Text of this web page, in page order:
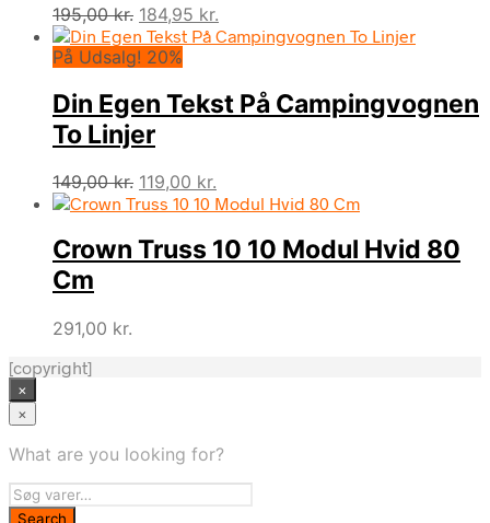
195,00kr. Den
oprindelige
pris
195,00 kr..
184,95 kr.
aktuelle
184,95 kr..
På Udsalg! 20%
Din Egen Tekst På Campingvognen
To Linjer
149,00kr. Den
oprindelige
var:
149,00 kr..
119,00 kr.
aktuelle
er:
119,00 kr..
Crown Truss 10 10 Modul Hvid 80
Cm
291,00 kr.
[copyright]
×
×
What are you looking for?